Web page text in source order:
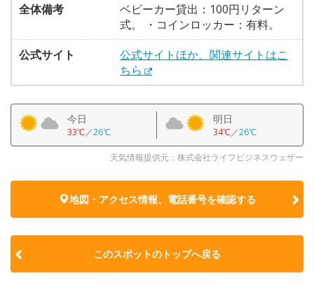
全体備考
ベビーカー貸出：100円リターン
式。 ・コインロッカー：有料。
公式サイト
公式サイトほか、関連サイトはこ
ちら
今日
33℃／26℃
明日
34℃／26℃
天気情報提供元：株式会社ライフビジネスウェザー
地図・アクセス情報、電話番号を確認する
このスポットのトップへ戻る